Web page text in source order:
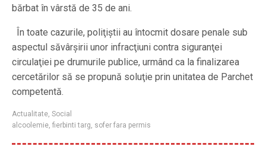
bărbat în vârstă de 35 de ani.
În toate cazurile, poliţiştii au întocmit dosare penale sub
aspectul săvârşirii unor infracţiuni contra siguranţei
circulaţiei pe drumurile publice, urmând ca la finalizarea
cercetărilor să se propună soluţie prin unitatea de Parchet
competentă.
Actualitate, Social
alcoolemie, fierbinti targ, sofer fara permis